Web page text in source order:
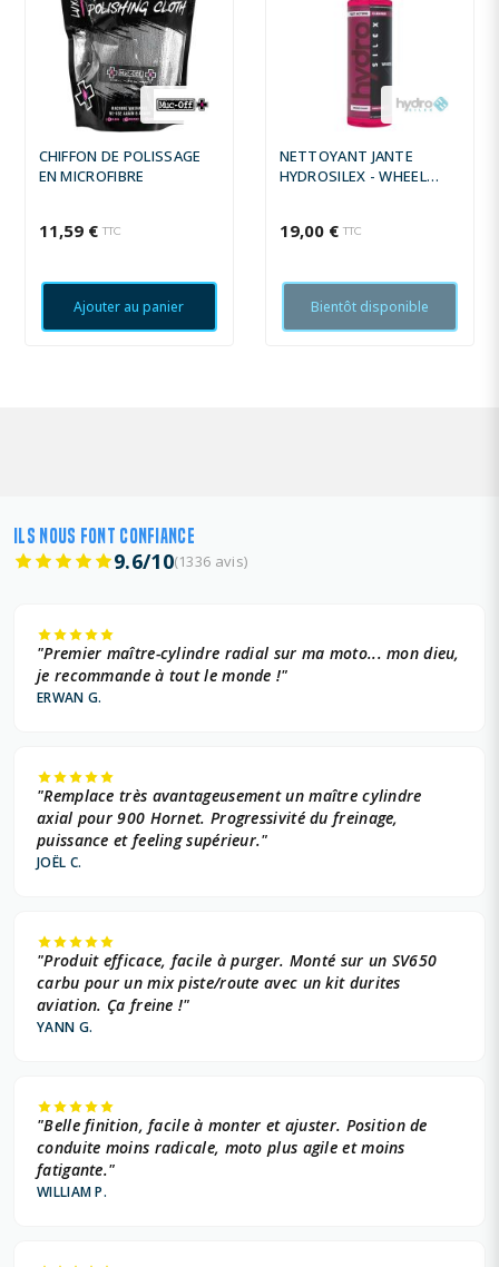
CHIFFON DE POLISSAGE
EN MICROFIBRE
11,59 € TTC
Ajouter au panier
NETTOYANT JANTE
HYDROSILEX - WHEEL
19,00 € TTC
Bientôt disponible
ILS NOUS FONT CONFIANCE
9.6/10(1336 avis)
"Premier maître-cylindre radial sur ma moto... mon dieu,
je recommande à tout le monde !"
ERWAN G.
"Remplace très avantageusement un maître cylindre
axial pour 900 Hornet. Progressivité du freinage,
puissance et feeling supérieur."
JOËL C.
"Produit efficace, facile à purger. Monté sur un SV650
carbu pour un mix piste/route avec un kit durites
aviation. Ça freine !"
YANN G.
"Belle finition, facile à monter et ajuster. Position de
conduite moins radicale, moto plus agile et moins
fatigante."
WILLIAM P.